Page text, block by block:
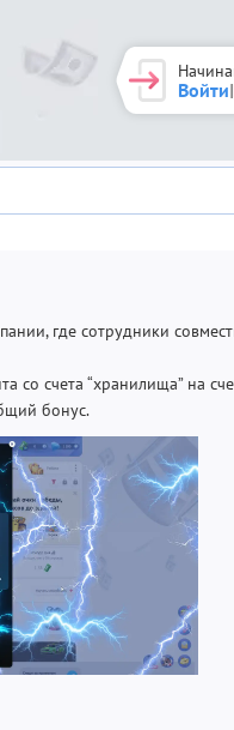
Войти|
где сотрудники
счета “хранилища” на
бонус.